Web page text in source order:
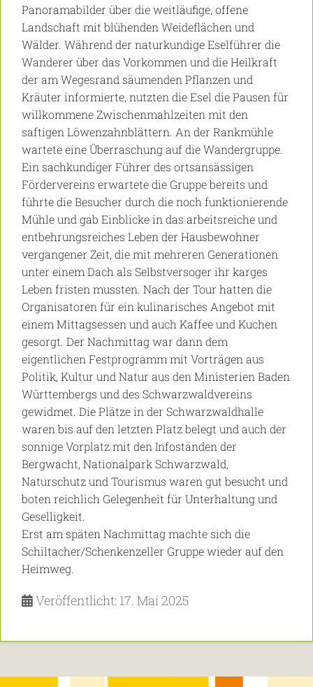
Panoramabilder über die weitläufige, offene
Landschaft mit blühenden Weideflächen und
Wälder. Während der naturkundige Eselführer die
Wanderer über das Vorkommen und die Heilkraft
der am Wegesrand säumenden Pflanzen und
Kräuter informierte, nutzten die Esel die Pausen für
willkommene Zwischenmahlzeiten mit den
saftigen Löwenzahnblättern. An der Rankmühle
wartete eine Überraschung auf die Wandergruppe.
Ein sachkundiger Führer des ortsansässigen
Fördervereins erwartete die Gruppe bereits und
führte die Besucher durch die noch funktionierende
Mühle und gab Einblicke in das arbeitsreiche und
entbehrungsreiches Leben der Hausbewohner
vergangener Zeit, die mit mehreren Generationen
unter einem Dach als Selbstversoger ihr karges
Leben fristen mussten. Nach der Tour hatten die
Organisatoren für ein kulinarisches Angebot mit
einem Mittagsessen und auch Kaffee und Kuchen
gesorgt. Der Nachmittag war dann dem
eigentlichen Festprogramm mit Vorträgen aus
Politik, Kultur und Natur aus den Ministerien Baden
Württembergs und des Schwarzwaldvereins
gewidmet. Die Plätze in der Schwarzwaldhalle
waren bis auf den letzten Platz belegt und auch der
sonnige Vorplatz mit den Infoständen der
Bergwacht, Nationalpark Schwarzwald,
Naturschutz und Tourismus waren gut besucht und
boten reichlich Gelegenheit für Unterhaltung und
Geselligkeit.
Erst am späten Nachmittag machte sich die
Schiltacher/Schenkenzeller Gruppe wieder auf den
Heimweg.
Veröffentlicht: 17. Mai 2025